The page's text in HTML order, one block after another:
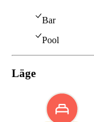
Bar
Pool
Läge